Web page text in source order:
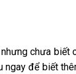
chưa
ngay để biết